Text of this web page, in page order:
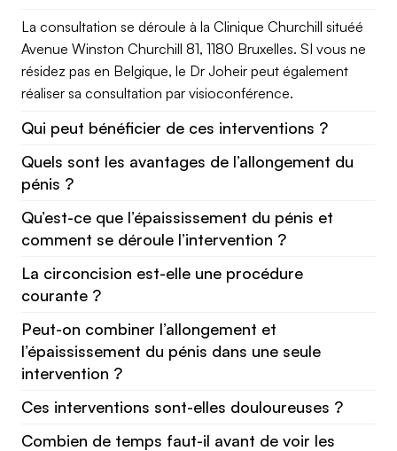
La consultation se déroule à la Clinique Churchill situéé
Avenue Winston Churchill 81, 1180 Bruxelles. SI vous ne
résidez pas en Belgique, le Dr Joheir peut également
réaliser sa consultation par visioconférence.
Qui peut bénéficier de ces interventions ?
Quels sont les avantages de l’allongement du
pénis ?
Qu’est-ce que l’épaississement du pénis et
comment se déroule l’intervention ?
La circoncision est-elle une procédure
courante ?
Peut-on combiner l’allongement et
l’épaississement du pénis dans une seule
intervention ?
Ces interventions sont-elles douloureuses ?
Combien de temps faut-il avant de voir les